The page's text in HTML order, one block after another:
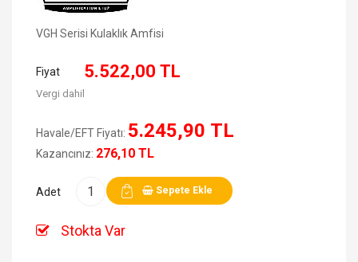
VGH Serisi Kulaklık Amfisi
Fiyat 5.522,00 TL
Vergi dahil
Havale/EFT Fiyatı: 5.245,90 TL
Kazancınız: 276,10 TL
Adet Sepete Ekle
Stokta Var